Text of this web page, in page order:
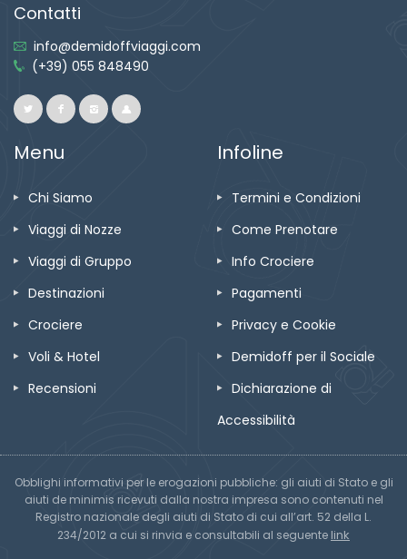
Contatti
info@demidoffviaggi.com
(+39) 055 848490
Menu
Chi Siamo
Viaggi di Nozze
Viaggi di Gruppo
Destinazioni
Crociere
Voli & Hotel
Recensioni
Infoline
Termini e Condizioni
Come Prenotare
Info Crociere
Pagamenti
Privacy e Cookie
Demidoff per il Sociale
Dichiarazione di
Accessibilità
Obblighi informativi per le erogazioni pubbliche: gli aiuti di Stato e gli
aiuti de minimis ricevuti dalla nostra impresa sono contenuti nel
Registro nazionale degli aiuti di Stato di cui all’art. 52 della L.
234/2012 a cui si rinvia e consultabili al seguente link